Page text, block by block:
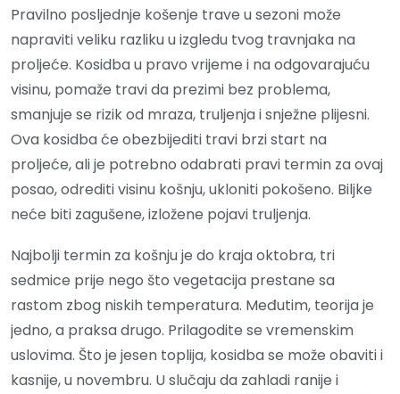
Pravilno posljednje košenje trave u sezoni može
napraviti veliku razliku u izgledu tvog travnjaka na
proljeće. Kosidba u pravo vrijeme i na odgovarajuću
visinu, pomaže travi da prezimi bez problema,
smanjuje se rizik od mraza, truljenja i snježne plijesni.
Ova kosidba će obezbijediti travi brzi start na
proljeće, ali je potrebno odabrati pravi termin za ovaj
posao, odrediti visinu košnju, ukloniti pokošeno. Biljke
neće biti zagušene, izložene pojavi truljenja.
Najbolji termin za košnju je do kraja oktobra, tri
sedmice prije nego što vegetacija prestane sa
rastom zbog niskih temperatura. Međutim, teorija je
jedno, a praksa drugo. Prilagodite se vremenskim
uslovima. Što je jesen toplija, kosidba se može obaviti i
kasnije, u novembru. U slučaju da zahladi ranije i